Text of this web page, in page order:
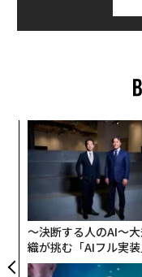
〜決断する人のAI〜
織が挑む「AIフル実
う”企業から“動く”企